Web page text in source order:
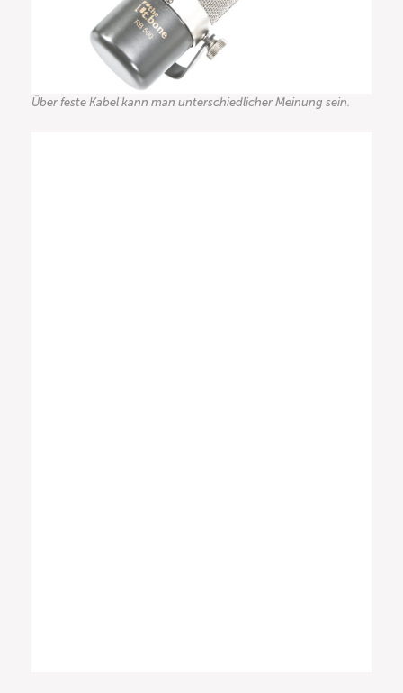
Über feste Kabel kann man unterschiedlicher Meinung sein.